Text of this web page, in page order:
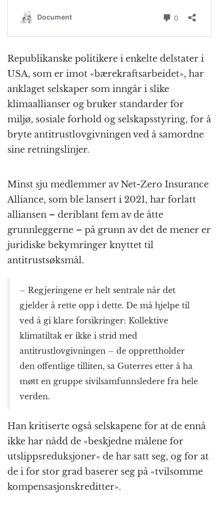
Republikanske politikere i enkelte delstater i
USA, som er imot «bærekraftsarbeidet», har
anklaget selskaper som inngår i slike
klimaallianser og bruker standarder for
miljø, sosiale forhold og selskapsstyring, for å
bryte antitrustlovgivningen ved å samordne
sine retningslinjer.
Minst sju medlemmer av Net-Zero Insurance
Alliance, som ble lansert i 2021, har forlatt
alliansen – deriblant fem av de åtte
grunnleggerne – på grunn av det de mener er
juridiske bekymringer knyttet til
antitrustsøksmål.
– Regjeringene er helt sentrale når det
gjelder å rette opp i dette. De må hjelpe til
ved å gi klare forsikringer: Kollektive
klimatiltak er ikke i strid med
antitrustlovgivningen – de opprettholder
den offentlige tilliten, sa Guterres etter å ha
møtt en gruppe sivilsamfunnsledere fra hele
verden.
Han kritiserte også selskapene for at de ennå
ikke har nådd de «beskjedne målene for
utslippsreduksjoner» de har satt seg, og for at
de i for stor grad baserer seg på «tvilsomme
kompensasjonskreditter».